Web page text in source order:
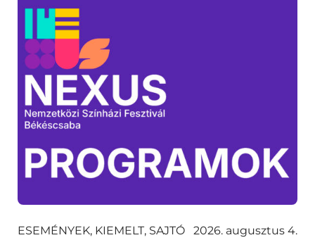
ESEMÉNYEK, KIEMELT, SAJTÓ 2026. augusztus 4.